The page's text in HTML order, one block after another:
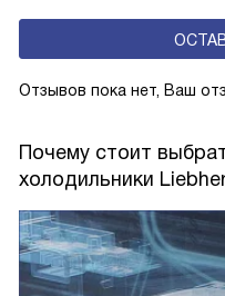
эксплуатацию и чаще
свежести BioFresh 0°C.
Отзывов пока нет, Ваш
Почему стоит
холодильники